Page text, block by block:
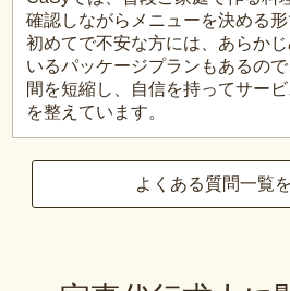
確認しながらメニューを決める形
初めてで不安な方には、あらか
いるパッケージプランもあるの
間を短縮し、自信を持ってサー
を整えています。
よくある質問一覧